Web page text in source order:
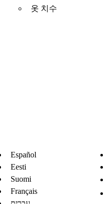
옷 치수
Español
Eesti
Suomi
Français